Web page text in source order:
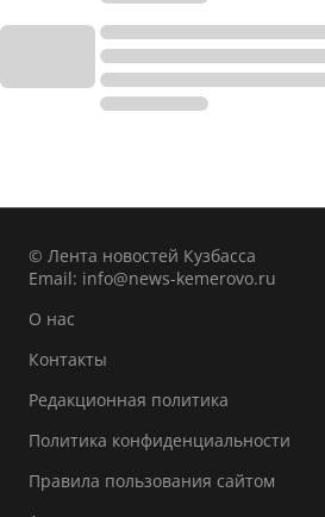
© Лента новостей Кузбасса
Email: info@news-kemerovo.ru
О нас
Контакты
Редакционная политика
Политика конфиденциальности
Правила пользования сайтом